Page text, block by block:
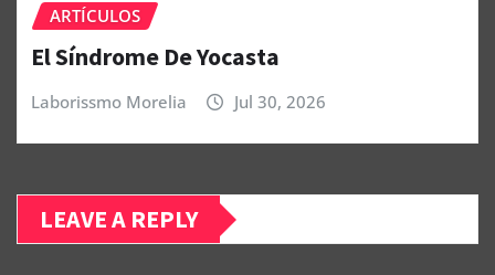
ARTÍCULOS
El Síndrome De Yocasta
Laborissmo Morelia Jul 30, 2026
LEAVE A REPLY